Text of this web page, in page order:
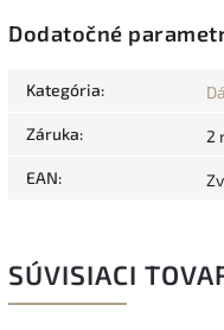
Dodatočné
Kategória:
Záruka: 2
EAN:
SÚVISIACI